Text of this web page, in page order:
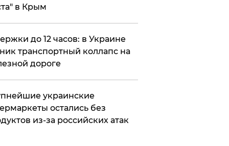
в Крым
до 12 часов: в Украине
транспортный коллапс на
дороге
украинские
остались без
из-за российских атак